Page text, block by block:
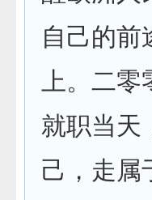
自己的前
上。二
就职当天
己，走属